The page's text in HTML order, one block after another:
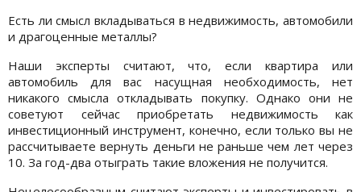
Есть ли смысл вкладываться в недвижимость, автомобили
и драгоценные металлы?
Наши эксперты считают, что, если квартира или
автомобиль для вас насущная необходимость, нет
никакого смысла откладывать покупку. Однако они не
советуют сейчас приобретать недвижимость как
инвестиционный инструмент, конечно, если только вы не
рассчитываете вернуть деньги не раньше чем лет через
10. За год-два отыграть такие вложения не получится.